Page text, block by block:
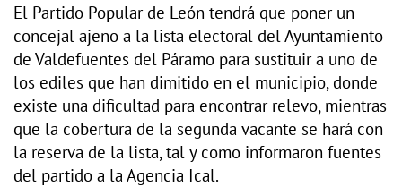
El Partido Popular de León tendrá que poner un
concejal ajeno a la lista electoral del Ayuntamiento
de Valdefuentes del Páramo para sustituir a uno de
los ediles que han dimitido en el municipio, donde
existe una dificultad para encontrar relevo, mientras
que la cobertura de la segunda vacante se hará con
la reserva de la lista, tal y como informaron fuentes
del partido a la Agencia Ical.